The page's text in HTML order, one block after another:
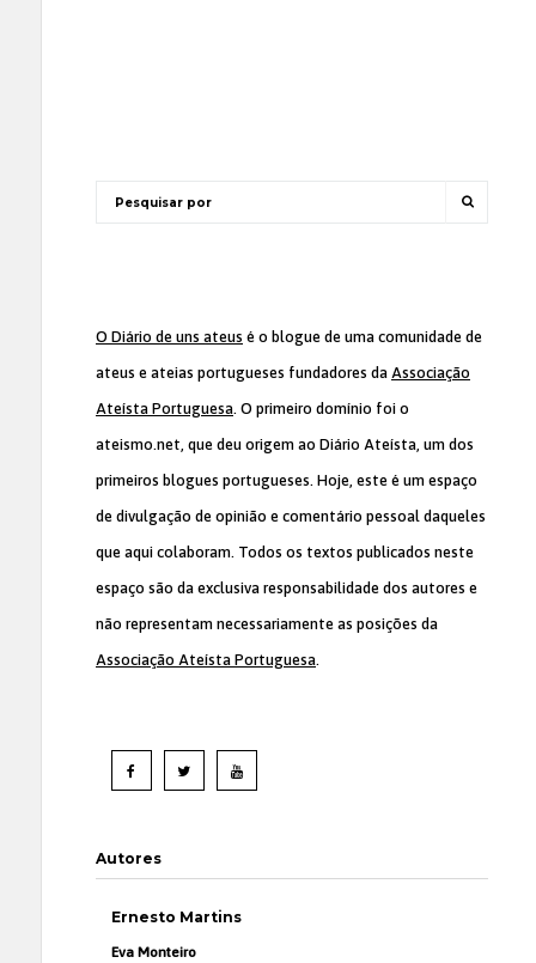
O Diário de uns ateus é o blogue de uma comunidade de
ateus e ateias portugueses fundadores da Associação
Ateísta Portuguesa. O primeiro domínio foi o
ateismo.net, que deu origem ao Diário Ateísta, um dos
primeiros blogues portugueses. Hoje, este é um espaço
de divulgação de opinião e comentário pessoal daqueles
que aqui colaboram. Todos os textos publicados neste
espaço são da exclusiva responsabilidade dos autores e
não representam necessariamente as posições da
Associação Ateísta Portuguesa.
Autores
Ernesto Martins
Eva Monteiro